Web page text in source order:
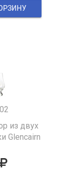
из двух
Glencairn